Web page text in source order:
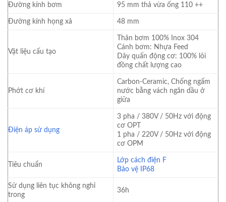
Đường kính bơm 95 mm thả vừa ống 110 ++
Đường kính họng xả 48 mm
Vật liệu cấu tạo
Thân bơm 100% Inox 304
Cánh bơm: Nhựa Feed
Dây quấn động cơ: 100% lõi
đồng chất lượng cao
Phớt cơ khí
Carbon-Ceramic, Chống ngấm
nước bằng vách ngăn dầu ở
giữa
Điện áp sử dụng
3 pha / 380V / 50Hz với động
cơ OPT
1 pha / 220V / 50Hz với động
cơ OPM
Tiêu chuẩn
Lớp cách điện F
Bảo vệ IP68
Sử dụng liên tục không nghỉ
trong
36h